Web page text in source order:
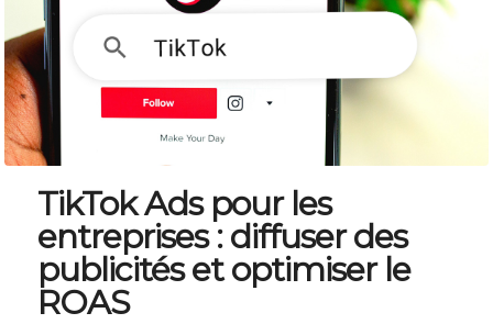
TikTok Ads pour les
entreprises : diffuser des
publicités et optimiser le
ROAS